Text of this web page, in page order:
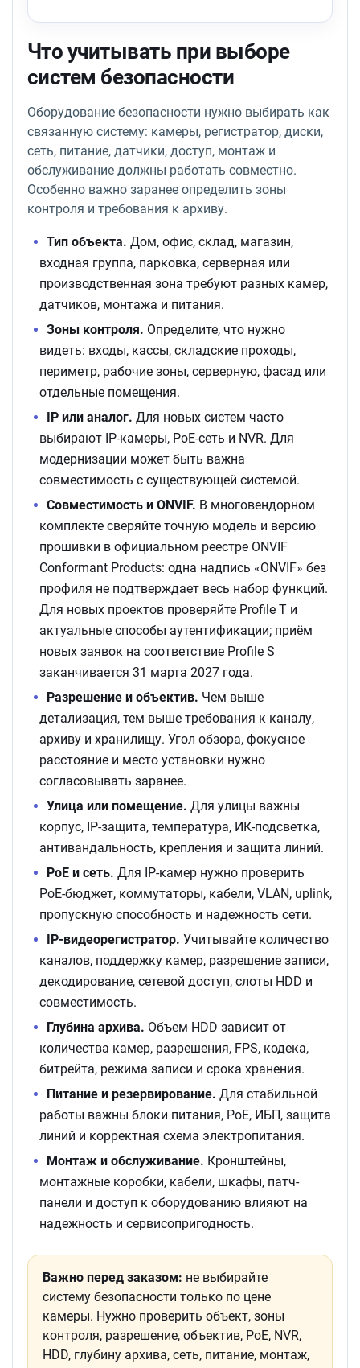
Что учитывать при выборе
систем безопасности
Оборудование безопасности нужно выбирать как
связанную систему: камеры, регистратор, диски,
сеть, питание, датчики, доступ, монтаж и
обслуживание должны работать совместно.
Особенно важно заранее определить зоны
контроля и требования к архиву.
Тип объекта. Дом, офис, склад, магазин,
входная группа, парковка, серверная или
производственная зона требуют разных камер,
датчиков, монтажа и питания.
Зоны контроля. Определите, что нужно
видеть: входы, кассы, складские проходы,
периметр, рабочие зоны, серверную, фасад или
отдельные помещения.
IP или аналог. Для новых систем часто
выбирают IP-камеры, PoE-сеть и NVR. Для
модернизации может быть важна
совместимость с существующей системой.
Совместимость и ONVIF. В многовендорном
комплекте сверяйте точную модель и версию
прошивки в официальном реестре ONVIF
Conformant Products: одна надпись «ONVIF» без
профиля не подтверждает весь набор функций.
Для новых проектов проверяйте Profile T и
актуальные способы аутентификации; приём
новых заявок на соответствие Profile S
заканчивается 31 марта 2027 года.
Разрешение и объектив. Чем выше
детализация, тем выше требования к каналу,
архиву и хранилищу. Угол обзора, фокусное
расстояние и место установки нужно
согласовывать заранее.
Улица или помещение. Для улицы важны
корпус, IP-защита, температура, ИК-подсветка,
антивандальность, крепления и защита линий.
PoE и сеть. Для IP-камер нужно проверить
PoE-бюджет, коммутаторы, кабели, VLAN, uplink,
пропускную способность и надежность сети.
IP-видеорегистратор. Учитывайте количество
каналов, поддержку камер, разрешение записи,
декодирование, сетевой доступ, слоты HDD и
совместимость.
Глубина архива. Объем HDD зависит от
количества камер, разрешения, FPS, кодека,
битрейта, режима записи и срока хранения.
Питание и резервирование. Для стабильной
работы важны блоки питания, PoE, ИБП, защита
линий и корректная схема электропитания.
Монтаж и обслуживание. Кронштейны,
монтажные коробки, кабели, шкафы, патч-
панели и доступ к оборудованию влияют на
надежность и сервисопригодность.
Важно перед заказом: не выбирайте
систему безопасности только по цене
камеры. Нужно проверить объект, зоны
контроля, разрешение, объектив, PoE, NVR,
HDD, глубину архива, сеть, питание, монтаж,